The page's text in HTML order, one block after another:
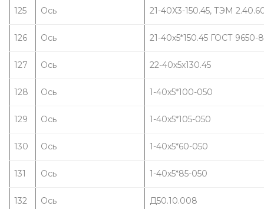
125 Ось 21-40Х3-150.45, ТЭМ
126 Ось 21-40х5*150.45 ГОСТ 9650-
127 Ось 22-40х5х130.45
128 Ось 1-40х5*100-050
129 Ось 1-40х5*105-050
130 Ось 1-40х5*60-050
131 Ось 1-40х5*85-050
132 Ось Д50.10.008